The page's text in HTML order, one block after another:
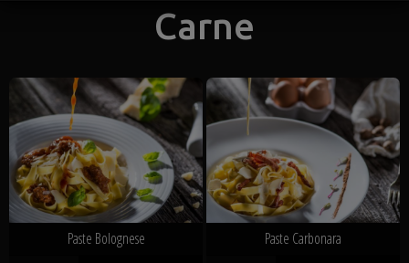
Carne
Paste Bolognese
Paste Carbonara